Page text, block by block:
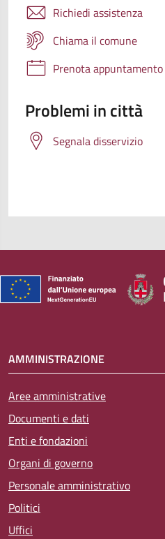
Richiedi assistenza
Chiama il comune
Prenota appuntamento
Problemi in città
Segnala disservizio
AMMINISTRAZIONE
Aree amministrative
Documenti e dati
Enti e fondazioni
Organi di governo
Personale amministrativo
Politici
Uffici